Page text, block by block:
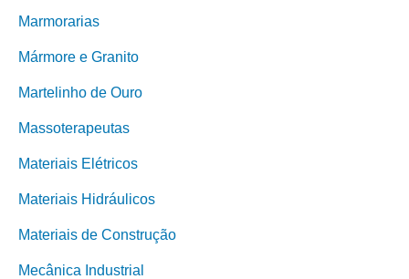
Marmorarias
Mármore e Granito
Martelinho de Ouro
Massoterapeutas
Materiais Elétricos
Materiais Hidráulicos
Materiais de Construção
Mecânica Industrial